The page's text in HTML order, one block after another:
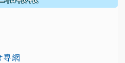
專網